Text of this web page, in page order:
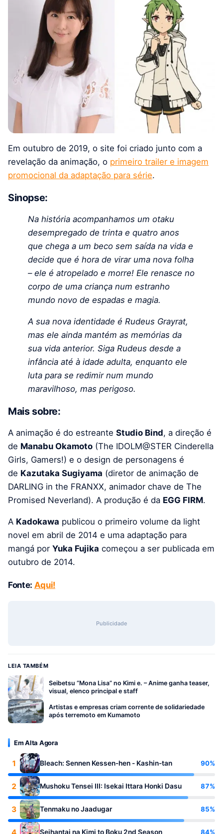
Em outubro de 2019, o site foi criado junto com a
revelação da animação, o primeiro trailer e imagem
promocional da adaptação para série.
Sinopse:
Na história acompanhamos um otaku
desempregado de trinta e quatro anos
que chega a um beco sem saída na vida e
decide que é hora de virar uma nova folha
– ele é atropelado e morre! Ele renasce no
corpo de uma criança num estranho
mundo novo de espadas e magia.
A sua nova identidade é Rudeus Grayrat,
mas ele ainda mantém as memórias da
sua vida anterior. Siga Rudeus desde a
infância até à idade adulta, enquanto ele
luta para se redimir num mundo
maravilhoso, mas perigoso.
Mais sobre:
A animação é do estreante Studio Bind, a direção é
de Manabu Okamoto (The IDOLM@STER Cinderella
Girls, Gamers!) e o design de personagens é
de Kazutaka Sugiyama (diretor de animação de
DARLING in the FRANXX, animador chave de The
Promised Neverland). A produção é da EGG FIRM.
A Kadokawa publicou o primeiro volume da light
novel em abril de 2014 e uma adaptação para
mangá por Yuka Fujika começou a ser publicada em
outubro de 2014.
Fonte: Aqui!
Publicidade
LEIA TAMBÉM
Seibetsu “Mona Lisa” no Kimi e. – Anime ganha teaser,
visual, elenco principal e staff
Artistas e empresas criam corrente de solidariedade
após terremoto em Kumamoto
Em Alta Agora
1 Bleach: Sennen Kessen-hen - Kashin-tan 90%
2 Mushoku Tensei III: Isekai Ittara Honki Dasu 87%
3 Tenmaku no Jaadugar 85%
4 Seihantai na Kimi to Boku 2nd Season 84%